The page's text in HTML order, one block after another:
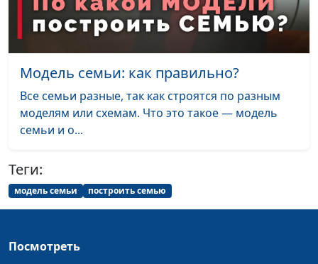
Как жить по своему
сценарию?
Мария Мараханова,
Ольга Аванесова,
#728
Родовые сценарии:
невидимое влияние на
нашу жизнь
Мария Мараханова,
психолог-тренер
Три условия успешной
Как сформировать
Мария Мараханова,
Модель семьи: как правильно?
Все семьи разные, так как строятся по разным
моделям или схемам. Что это такое — модель
семьи и о...
Теги:
модель семьи построить семью
Посмотреть